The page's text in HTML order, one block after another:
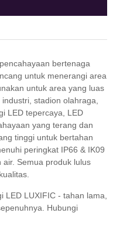
bertenaga
untuk menerangi area
untuk area yang luas
stadion olahraga,
LED tepercaya, LED
yang terang dan
tinggi untuk bertahan
peringkat IP66 & IK09
Semua produk lulus
LED LUXIFIC - tahan lama,
Hubungi